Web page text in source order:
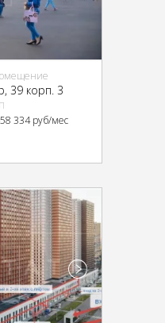
39 корп. 3
334 руб/мес